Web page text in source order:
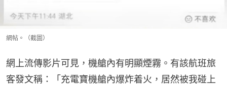
網帖。（截圖）
網上流傳影片可見，機艙內有明顯煙霧。有該航班旅
客發文稱：「充電寶機艙內爆炸着火，居然被我碰上